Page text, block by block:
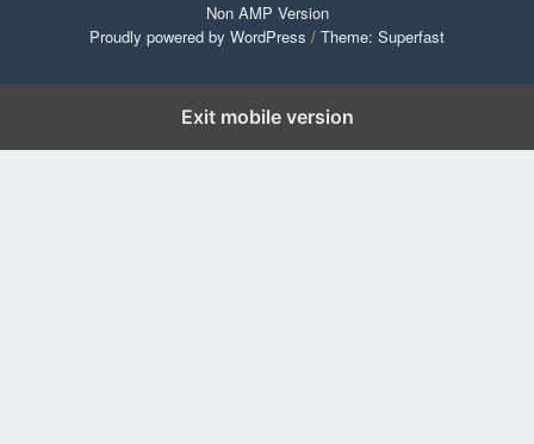
Non AMP Version
Proudly powered by WordPress / Theme: Superfast
Exit mobile version